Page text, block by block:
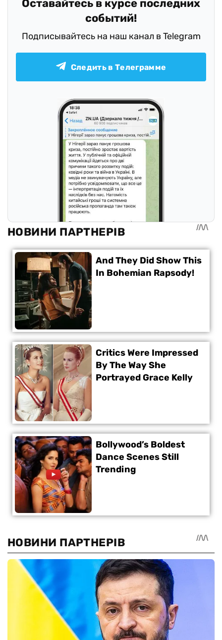
Оставайтесь в курсе последних
событий!
Подписывайтесь на наш канал в Telegram
Следить в Телеграмме